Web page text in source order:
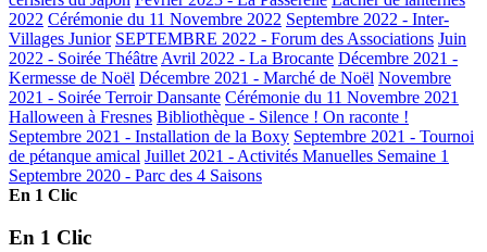
2022 Cérémonie du 11 Novembre 2022 Septembre 2022 - Inter-
Villages Junior SEPTEMBRE 2022 - Forum des Associations Juin
2022 - Soirée ThéâtreAvril 2022 - La Brocante Décembre 2021 -
Kermesse de Noël Décembre 2021 - Marché de Noël Novembre
2021 - Soirée Terroir Dansante Cérémonie du 11 Novembre 2021
Halloween à Fresnes Bibliothèque - Silence ! On raconte !
Septembre 2021 - Installation de la Boxy Septembre 2021 - Tournoi
de pétanque amical Juillet 2021 - Activités Manuelles Semaine 1
Septembre 2020 - Parc des 4 Saisons
En 1 Clic
En 1 Clic